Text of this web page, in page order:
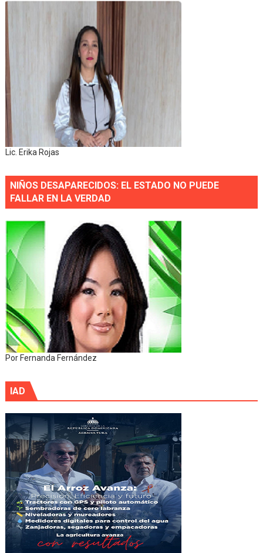
Lic. Erika Rojas
NIÑOS DESAPARECIDOS: EL ESTADO NO PUEDE
FALLAR EN LA VERDAD
Por Fernanda Fernández
IAD